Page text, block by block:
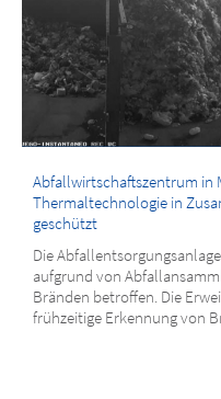
Abfallwirtschaftszentrum in
Thermaltechnologie in
geschützt
Die
aufgrund von
Bränden betroffen. Die
frühzeitige Erkennung von